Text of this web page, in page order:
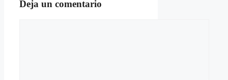
Deja un comentario